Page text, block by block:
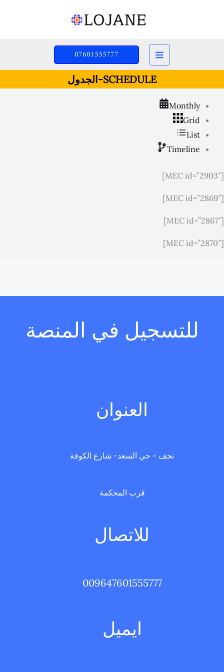
07601555777
SCHEDULE-الجدول
Monthly
Grid
List
Timeline
[MEC id=”2903″]
[MEC id=”2869″]
[MEC id=”2867″]
[MEC id=”2870″]
للتسجيل في المنصة
العنوان
نجف - حي السعد- شارع الكوفة
قرب المحكمة
للاتصال
009647601555777
ايميل